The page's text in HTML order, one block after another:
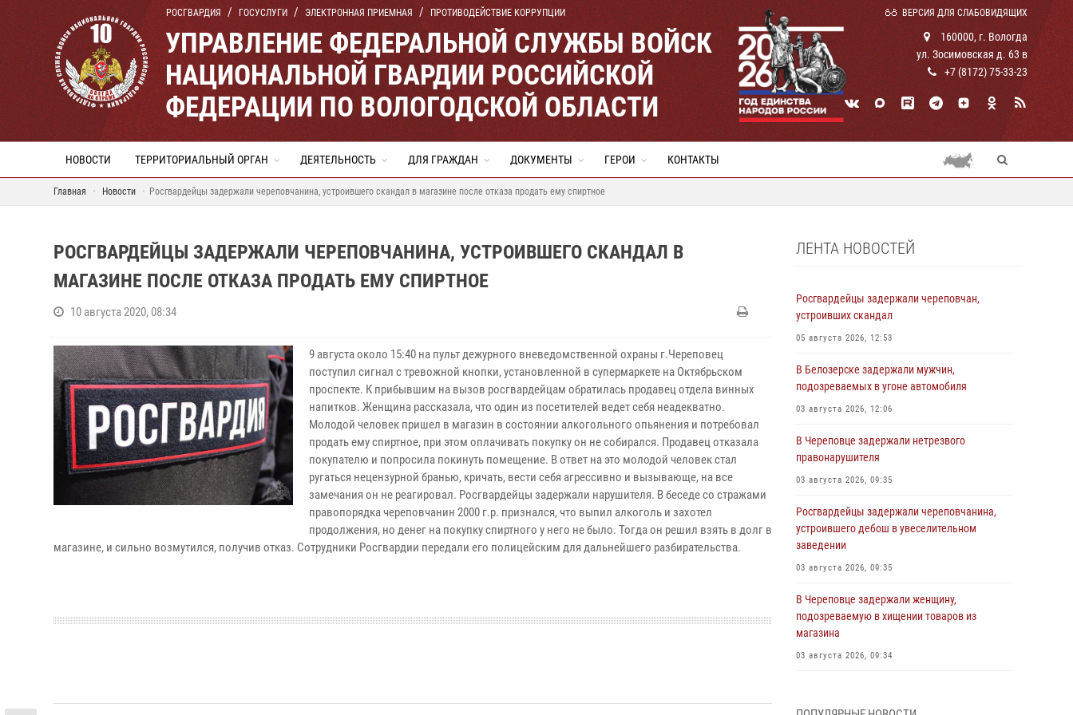
РОСГВАРДИЯ ГОСУСЛУГИ ЭЛЕКТРОННАЯ ПРИЕМНАЯ ПРОТИВОДЕЙСТВИЕ КОРРУПЦИИ ВЕРСИЯ ДЛЯ СЛАБОВИДЯЩИХ
УПРАВЛЕНИЕ ФЕДЕРАЛЬНОЙ СЛУЖБЫ ВОЙСК
НАЦИОНАЛЬНОЙ ГВАРДИИ РОССИЙСКОЙ
ФЕДЕРАЦИИ ПО ВОЛОГОДСКОЙ ОБЛАСТИ
160000, г. Вологда
ул. Зосимовская д. 63 в
+7 (8172) 75-33-23
НОВОСТИ ТЕРРИТОРИАЛЬНЫЙ ОРГАН ДЕЯТЕЛЬНОСТЬ ДЛЯ ГРАЖДАН ДОКУМЕНТЫ ГЕРОИ КОНТАКТЫ
Главная Новости Росгвардейцы задержали череповчанина, устроившего скандал в магазине после отказа продать ему спиртное
РОСГВАРДЕЙЦЫ ЗАДЕРЖАЛИ ЧЕРЕПОВЧАНИНА, УСТРОИВШЕГО СКАНДАЛ В
МАГАЗИНЕ ПОСЛЕ ОТКАЗА ПРОДАТЬ ЕМУ СПИРТНОЕ
10 августа 2020, 08:34
9 августа около 15:40 на пульт дежурного вневедомственной охраны г.Череповец
поступил сигнал с тревожной кнопки, установленной в супермаркете на Октябрьском
проспекте. К прибывшим на вызов росгвардейцам обратилась продавец отдела винных
напитков. Женщина рассказала, что один из посетителей ведет себя неадекватно.
Молодой человек пришел в магазин в состоянии алкогольного опьянения и потребовал
продать ему спиртное, при этом оплачивать покупку он не собирался. Продавец отказала
покупателю и попросила покинуть помещение. В ответ на это молодой человек стал
ругаться нецензурной бранью, кричать, вести себя агрессивно и вызывающе, на все
замечания он не реагировал. Росгвардейцы задержали нарушителя. В беседе со стражами
правопорядка череповчанин 2000 г.р. признался, что выпил алкоголь и захотел
продолжения, но денег на покупку спиртного у него не было. Тогда он решил взять в долг в
магазине, и сильно возмутился, получив отказ. Сотрудники Росгвардии передали его полицейским для дальнейшего разбирательства.
ЛЕНТА НОВОСТЕЙ
Росгвардейцы задержали череповчан,
устроивших скандал
05 августа 2026, 12:53
В Белозерске задержали мужчин,
подозреваемых в угоне автомобиля
03 августа 2026, 12:06
В Череповце задержали нетрезвого
правонарушителя
03 августа 2026, 09:35
Росгвардейцы задержали череповчанина,
устроившего дебош в увеселительном
заведении
03 августа 2026, 09:35
В Череповце задержали женщину,
подозреваемую в хищении товаров из
магазина
03 августа 2026, 09:34